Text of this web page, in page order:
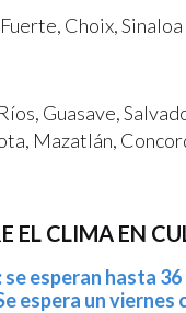
Choix,
Guasave,
Mazatlán,
EL CLIMA EN
se esperan hasta
espera un viernes